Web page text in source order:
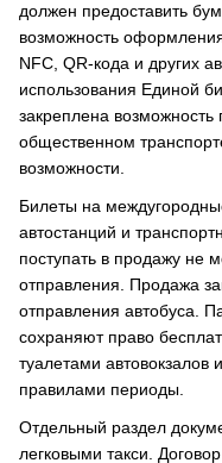
должен предоставить
возможность
NFC, QR-кода и других
использования Единой
закреплена возможность
общественном
возможности.
Билеты на
автостанций и
поступать в продажу не
отправления. Продажа
отправления автобуса.
сохраняют право
туалетами автовокзалов
правилами периоды.
Отдельный раздел
легковыми такси.